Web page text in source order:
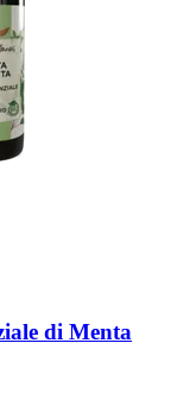
di Menta